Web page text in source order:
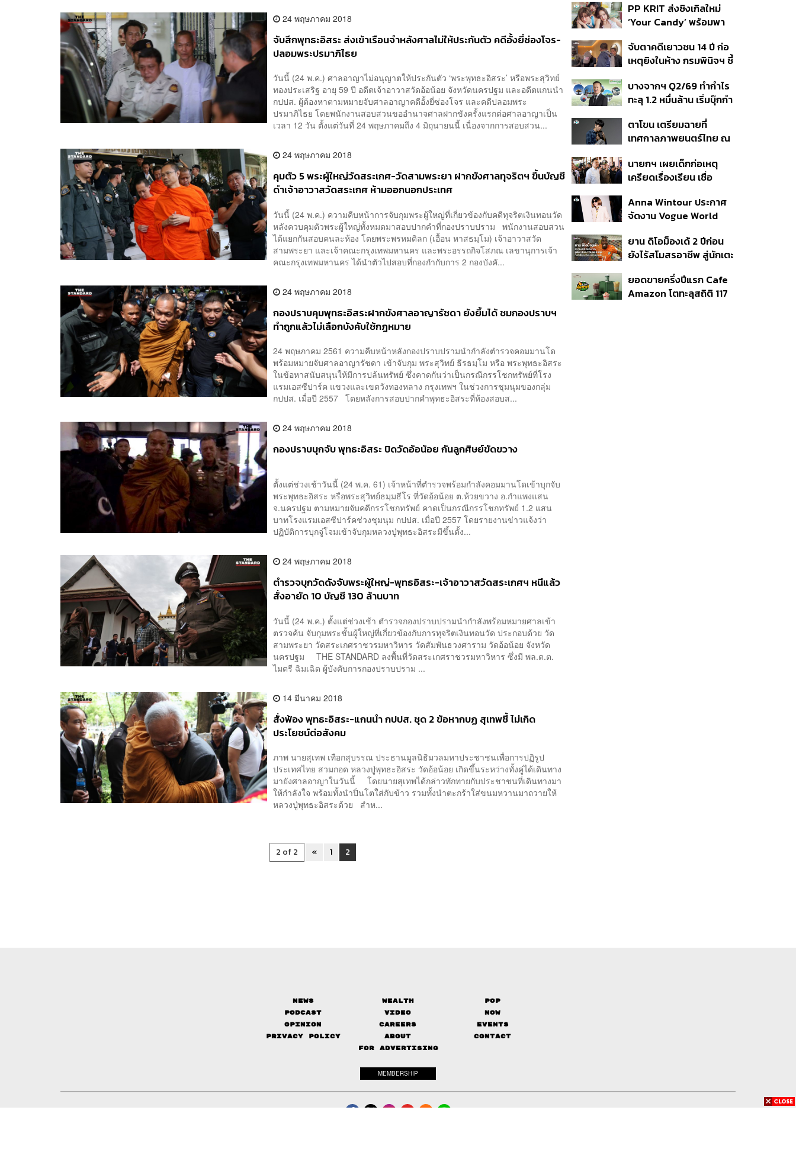
24 พฤษภาคม 2018
จับสึกพุทธะอิสระ ส่งเข้าเรือนจำหลังศาลไม่ให้ประกันตัว คดีอั้งยี่ซ่องโจร-
ปลอมพระปรมาภิไธย
วันนี้ (24 พ.ค.) ศาลอาญาไม่อนุญาตให้ประกันตัว ‘พระพุทธะอิสระ’ หรือพระสุวิทย์
ทองประเสริฐ อายุ 59 ปี อดีตเจ้าอาวาสวัดอ้อน้อย จังหวัดนครปฐม และอดีตแกนนำ
กปปส. ผู้ต้องหาตามหมายจับศาลอาญาคดีอั้งยี่ซ่องโจร และคดีปลอมพระ
ปรมาภิไธย โดยพนักงานสอบสวนขออำนาจศาลฝากขังครั้งแรกต่อศาลอาญาเป็น
เวลา 12 วัน ตั้งแต่วันที่ 24 พฤษภาคมถึง 4 มิถุนายนนี้ เนื่องจากการสอบสวน...
24 พฤษภาคม 2018
คุมตัว 5 พระผู้ใหญ่วัดสระเกศ-วัดสามพระยา ฝากขังศาลทุจริตฯ ขึ้นบัญชี
ดำเจ้าอาวาสวัดสระเกศ ห้ามออกนอกประเทศ
วันนี้ (24 พ.ค.) ความคืบหน้าการจับกุมพระผู้ใหญ่ที่เกี่ยวข้องกับคดีทุจริตเงินทอนวัด
หลังควบคุมตัวพระผู้ใหญ่ทั้งหมดมาสอบปากคำที่กองปราบปราม พนักงานสอบสวน
ได้แยกกันสอบคนละห้อง โดยพระพรหมดิลก (เอื้อน หาสธมฺโม) เจ้าอาวาสวัด
สามพระยา และเจ้าคณะกรุงเทพมหานคร และพระอรรถกิจโสภณ เลขานุการเจ้า
คณะกรุงเทพมหานคร ได้นำตัวไปสอบที่กองกำกับการ 2 กองบังคั...
24 พฤษภาคม 2018
กองปราบคุมพุทธะอิสระฝากขังศาลอาญารัชดา ยังยิ้มได้ ชมกองปราบฯ
ทำถูกแล้วไม่เลือกบังคับใช้กฎหมาย
24 พฤษภาคม 2561 ความคืบหน้าหลังกองปราบปรามนำกำลังตำรวจคอมมานโด
พร้อมหมายจับศาลอาญารัชดา เข้าจับกุม พระสุวิทย์ ธีรธมฺโม หรือ พระพุทธะอิสระ
ในข้อหาสนับสนุนให้มีการปล้นทรัพย์ ซึ่งคาดกันว่าเป็นกรณีกรรโชกทรัพย์ที่โรง
แรมเอสซีปาร์ค แขวงและเขตวังทองหลาง กรุงเทพฯ ในช่วงการชุมนุมของกลุ่ม
กปปส. เมื่อปี 2557 โดยหลังการสอบปากคำพุทธะอิสระที่ห้องสอบส...
24 พฤษภาคม 2018
กองปราบบุกจับ พุทธะอิสระ ปิดวัดอ้อน้อย กันลูกศิษย์ขัดขวาง
ตั้งแต่ช่วงเช้าวันนี้ (24 พ.ค. 61) เจ้าหน้าที่ตำรวจพร้อมกำลังคอมมานโดเข้าบุกจับ
พระพุทธะอิสระ หรือพระสุวิทย์ธมฺมธีโร ที่วัดอ้อน้อย ต.ห้วยขวาง อ.กำแพงแสน
จ.นครปฐม ตามหมายจับคดีกรรโชกทรัพย์ คาดเป็นกรณีกรรโชกทรัพย์ 1.2 แสน
บาทโรงแรมเอสซีปาร์คช่วงชุมนุม กปปส. เมื่อปี 2557 โดยรายงานข่าวแจ้งว่า
ปฏิบัติการบุกจู่โจมเข้าจับกุมหลวงปู่พุทธะอิสระมีขึ้นตั้ง...
24 พฤษภาคม 2018
ตำรวจบุกวัดดังจับพระผู้ใหญ่-พุทธอิสระ-เจ้าอาวาสวัดสระเกศฯ หนีแล้ว
สั่งอายัด 10 บัญชี 130 ล้านบาท
วันนี้ (24 พ.ค.) ตั้งแต่ช่วงเช้า ตำรวจกองปราบปรามนำกำลังพร้อมหมายศาลเข้า
ตรวจค้น จับกุมพระชั้นผู้ใหญ่ที่เกี่ยวข้องกับการทุจริตเงินทอนวัด ประกอบด้วย วัด
สามพระยา วัดสระเกศราชวรมหาวิหาร วัดสัมพันธวงศาราม วัดอ้อน้อย จังหวัด
นครปฐม THE STANDARD ลงพื้นที่วัดสระเกศราชวรมหาวิหาร ซึ่งมี พล.ต.ต.
ไมตรี ฉิมเฉิด ผู้บังคับการกองปราบปราม ...
14 มีนาคม 2018
สั่งฟ้อง พุทธะอิสระ-แกนนำ กปปส. ชุด 2 ข้อหากบฏ สุเทพชี้ ไม่เกิด
ประโยชน์ต่อสังคม
ภาพ นายสุเทพ เทือกสุบรรณ ประธานมูลนิธิมวลมหาประชาชนเพื่อการปฏิรูป
ประเทศไทย สวมกอด หลวงปู่พุทธะอิสระ วัดอ้อน้อย เกิดขึ้นระหว่างทั้งคู่ได้เดินทาง
มายังศาลอาญาในวันนี้ โดยนายสุเทพได้กล่าวทักทายกับประชาชนที่เดินทางมา
ให้กำลังใจ พร้อมทั้งนำปิ่นโตใส่กับข้าว รวมทั้งนำตะกร้าใส่ขนมหวานมาถวายให้
หลวงปู่พุทธะอิสระด้วย สำห...
2 of 2 « 1 2
ปมค้นประวัติคดีกราดยิงที่
สหรัฐฯ
PP KRIT ส่งซิงเกิลใหม่
‘Your Candy’ พร้อมพา
สิกวิดีโอ
จับตาคดีเยาวชน 14 ปี ก่อ
เหตุยิงในห้าง กรมพินิจฯ ชี้
เนื่อง ประเมินปล่อยตัว
บางจากฯ Q2/69 ทำกำไร
ทะลุ 1.2 หมื่นล้าน เริ่มบุ๊กกำ
แรก หนุนรายได้ครึ่งปีทะลุ
3.2 แสนล้าน
ตาโขน เตรียมฉายที่
เทศกาลภาพยนตร์ไทย ณ
นายกฯ เผยเด็กก่อเหตุ
เครียดเรื่องเรียน เชื่อ
กระสุนอีกกว่า 30 นัด หาก
ไม่จบชีวิตตัวเองอาจสูญ
Anna Wintour ประกาศ
จัดงาน Vogue World
ยาน ดิโอม็องเด้ 2 ปีก่อน
ยังไร้สโมสรอาชีพ สู่นักเตะ
สัญญาถึงน้องสาวผู้ล่วง
ลับ
ยอดขายครึ่งปีแรก Cafe
Amazon โตทะลุสถิติ 117
News Wealth
Pop
Podcast
Video
Now
Opinion
Careers
Events
Privacy Policy
About
Contact
FOR ADVERTISING
MEMBERSHIP